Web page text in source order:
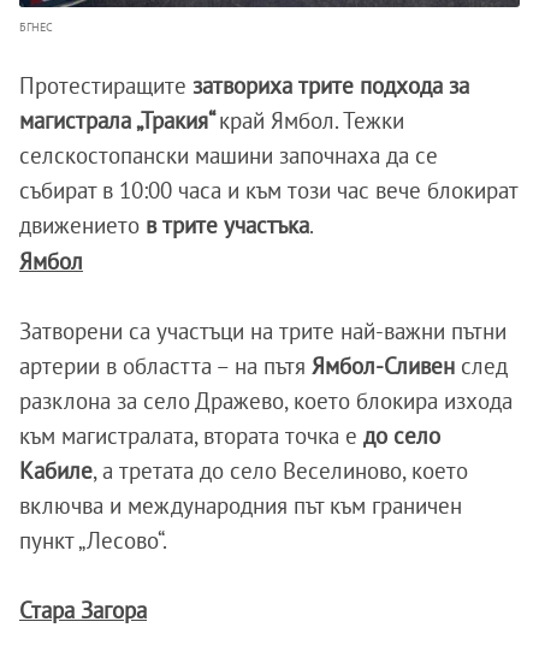
БГНЕС
Протестиращите затвориха трите подхода за
магистрала „Тракия“край Ямбол. Тежки
селскостопански машини започнаха да се
събират в 10:00 часа и към този час вече блокират
движението в трите участъка.
Ямбол
Затворени са участъци на трите най-важни пътни
артерии в областта – на пътя Ямбол-Сливен след
разклона за село Дражево, което блокира изхода
към магистралата, втората точка е до село
Кабиле, а третата до село Веселиново, което
включва и международния път към граничен
пункт „Лесово“.
Стара Загора